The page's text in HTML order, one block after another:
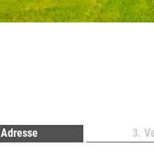
Adresse